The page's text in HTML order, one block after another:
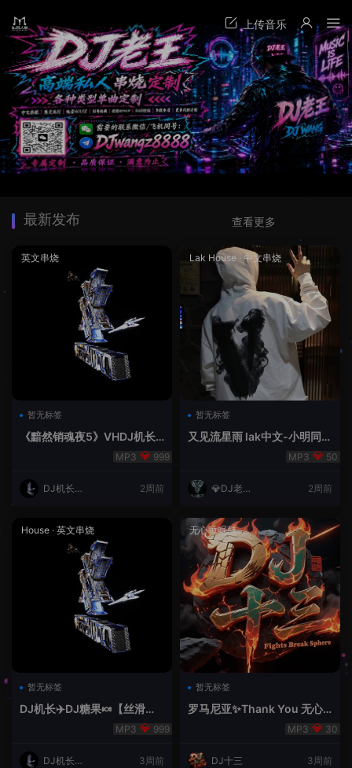
最新发布
英文串烧
暂无标签
《黯然销魂夜5》VHDJ机长
999
DJ机长云
2周前
Lak House · 中文串烧
暂无标签
又见流星雨 lak中文-小明同学
50
💎DJ老王
2周前
House · 英文串烧
暂无标签
DJ机长✈️DJ糖果🍬【丝滑之
夜5】House摇摆节奏✈️纯净999
DJ机长云
3周前
无心睡眠鼓
暂无标签
罗马尼亚✨Thank You 无心
30
DJ十三 3周前
查看更多